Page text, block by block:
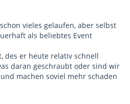
vieles gelaufen, aber selbst
als beliebtes Event
des er heute relativ schnell
daran geschraubt oder sind wir
machen soviel mehr schaden